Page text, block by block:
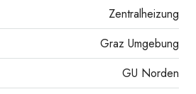
Zentralheizung
Graz Umgebung
GU Norden